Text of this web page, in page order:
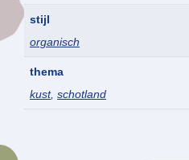
stijl
organisch
thema
kust, schotland